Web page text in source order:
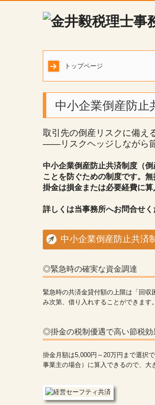
トップページ
中小企業倒産防止
取引先の倒産リスクに備え
――リスクヘッジしながら
中小企業倒産防止共済制度（
ことを防ぐための制度です。
掛金は損金または必要経費に算
詳しくは当事務所へお問合せく
中小企業倒産防止共済
◎緊急時の確実な資金調達
緊急時の共済金貸付額の上限は「回
み次第、借り入れすることができます。
◎掛金の税制優遇で高い節税効
掛金月額は5,000円～20万円まで選択
事業主の場合）に算入できるので、大